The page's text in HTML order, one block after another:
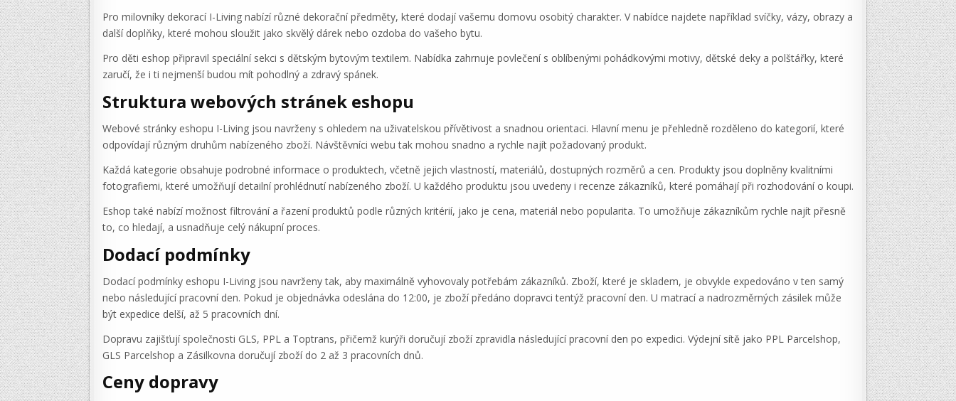
Pro milovníky dekorací I-Living nabízí různé dekorační předměty, které dodají vašemu domovu osobitý charakter. V nabídce najdete například svíčky, vázy, obrazy a
další doplňky, které mohou sloužit jako skvělý dárek nebo ozdoba do vašeho bytu.
Pro děti eshop připravil speciální sekci s dětským bytovým textilem. Nabídka zahrnuje povlečení s oblíbenými pohádkovými motivy, dětské deky a polštářky, které
zaručí, že i ti nejmenší budou mít pohodlný a zdravý spánek.
Struktura webových stránek eshopu
Webové stránky eshopu I-Living jsou navrženy s ohledem na uživatelskou přívětivost a snadnou orientaci. Hlavní menu je přehledně rozděleno do kategorií, které
odpovídají různým druhům nabízeného zboží. Návštěvníci webu tak mohou snadno a rychle najít požadovaný produkt.
Každá kategorie obsahuje podrobné informace o produktech, včetně jejich vlastností, materiálů, dostupných rozměrů a cen. Produkty jsou doplněny kvalitními
fotografiemi, které umožňují detailní prohlédnutí nabízeného zboží. U každého produktu jsou uvedeny i recenze zákazníků, které pomáhají při rozhodování o koupi.
Eshop také nabízí možnost filtrování a řazení produktů podle různých kritérií, jako je cena, materiál nebo popularita. To umožňuje zákazníkům rychle najít přesně
to, co hledají, a usnadňuje celý nákupní proces.
Dodací podmínky
Dodací podmínky eshopu I-Living jsou navrženy tak, aby maximálně vyhovovaly potřebám zákazníků. Zboží, které je skladem, je obvykle expedováno v ten samý
nebo následující pracovní den. Pokud je objednávka odeslána do 12:00, je zboží předáno dopravci tentýž pracovní den. U matrací a nadrozměrných zásilek může
být expedice delší, až 5 pracovních dní.
Dopravu zajišťují společnosti GLS, PPL a Toptrans, přičemž kurýři doručují zboží zpravidla následující pracovní den po expedici. Výdejní sítě jako PPL Parcelshop,
GLS Parcelshop a Zásilkovna doručují zboží do 2 až 3 pracovních dnů.
Ceny dopravy